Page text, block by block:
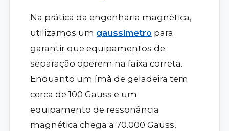
Na prática da engenharia magnética,
utilizamos um gaussímetro para
garantir que equipamentos de
separação operem na faixa correta.
Enquanto um ímã de geladeira tem
cerca de 100 Gauss e um
equipamento de ressonância
magnética chega a 70.000 Gauss,